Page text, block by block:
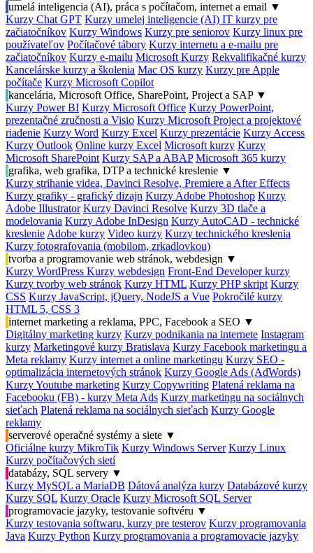
umelá inteligencia (AI), práca s počítačom, internet a email ▼
Kurzy Chat GPT Kurzy umelej inteligencie (AI) IT kurzy pre
začiatočníkov Kurzy Windows Kurzy pre seniorov Kurzy linux pre
používateľov Počítačové tábory Kurzy internetu a e-mailu pre
začiatočníkov Kurzy e-mailu Microsoft Kurzy Rekvalifikačné kurzy
Kancelárske kurzy a školenia Mac OS kurzy Kurzy pre Apple
počítače Kurzy Microsoft Copilot
kancelária, Microsoft Office, SharePoint, Project a SAP ▼
Kurzy Power BI Kurzy Microsoft Office Kurzy PowerPoint,
prezentačné zručnosti a Visio Kurzy Microsoft Project a projektové
riadenie Kurzy Word Kurzy Excel Kurzy prezentácie Kurzy Access
Kurzy Outlook Online kurzy Excel Microsoft kurzy Kurzy
Microsoft SharePoint Kurzy SAP a ABAP Microsoft 365 kurzy
grafika, web grafika, DTP a technické kreslenie ▼
Kurzy strihanie videa, Davinci Resolve, Premiere a After Effects
Kurzy grafiky - grafický dizajn Kurzy Adobe Photoshop Kurzy
Adobe Illustrator Kurzy Davinci Resolve Kurzy 3D tlače a
modelovania Kurzy Adobe InDesign Kurzy AutoCAD - technické
kreslenie Adobe kurzy Video kurzy Kurzy technického kreslenia
Kurzy fotografovania (mobilom, zrkadlovkou)
tvorba a programovanie web stránok, webdesign ▼
Kurzy WordPress Kurzy webdesign Front-End Developer kurzy
Kurzy tvorby web stránok Kurzy HTML Kurzy PHP skript Kurzy
CSS Kurzy JavaScript, jQuery, NodeJS a Vue Pokročilé kurzy
HTML 5, CSS 3
internet marketing a reklama, PPC, Facebook a SEO ▼
Digitálny marketing kurzy Kurzy podnikania na internete Instagram
kurzy Marketingové kurzy Bratislava Kurzy Facebook marketingu a
Meta reklamy Kurzy internet a online marketingu Kurzy SEO -
optimalizácia internetových stránok Kurzy Google Ads (AdWords)
Kurzy Youtube marketing Kurzy Copywriting Platená reklama na
Facebooku (FB) - kurzy Meta Ads Kurzy marketingu na sociálnych
sieťach Platená reklama na sociálnych sieťach Kurzy Google
reklamy
serverové operačné systémy a siete ▼
Oficiálne kurzy MikroTik Kurzy Windows Server Kurzy Linux
Kurzy počítačových sietí
databázy, SQL servery ▼
Kurzy MySQL a MariaDB Dátová analýza kurzy Databázové kurzy
Kurzy SQL Kurzy Oracle Kurzy Microsoft SQL Server
programovacie jazyky, testovanie softvéru ▼
Kurzy testovania softwaru, kurzy pre testerov Kurzy programovania
Java Kurzy Python Kurzy programovania a programovacie jazyky